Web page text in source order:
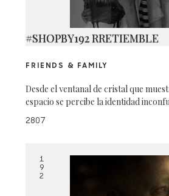
#SHOPBY192 RRETIEMBLE
FRIENDS & FAMILY
Desde el ventanal de cristal que
espacio se percibe la identidad
2807
1
9
2